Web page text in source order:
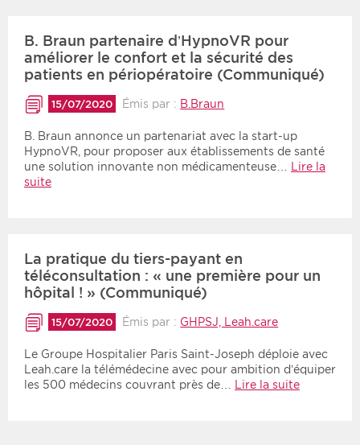
B. Braun partenaire d’HypnoVR pour
améliorer le confort et la sécurité des
patients en périopératoire (Communiqué)
15/07/2020 Émis par : B.Braun
B. Braun annonce un partenariat avec la start-up
HypnoVR, pour proposer aux établissements de santé
une solution innovante non médicamenteuse…
Lire la
suite
La pratique du tiers-payant en
téléconsultation : « une première pour un
hôpital ! » (Communiqué)
15/07/2020 Émis par : GHPSJ, Leah.care
Le Groupe Hospitalier Paris Saint-Joseph déploie avec
Leah.care la télémédecine avec pour ambition d’équiper
les 500 médecins couvrant près de… Lire la suite